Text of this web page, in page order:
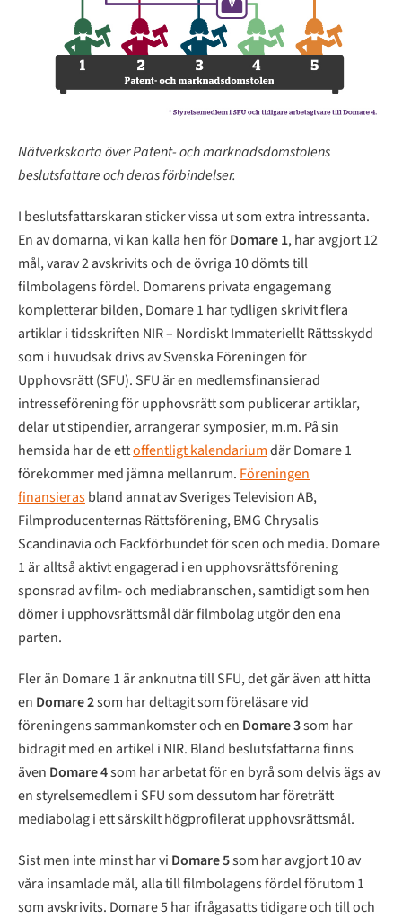
Nätverkskarta över Patent- och marknadsdomstolens
beslutsfattare och deras förbindelser.
I beslutsfattarskaran sticker vissa ut som extra intressanta.
En av domarna, vi kan kalla hen förDomare 1, har avgjort 12
mål, varav 2 avskrivits och de övriga 10 dömts till
filmbolagens fördel. Domarens privata engagemang
kompletterar bilden, Domare 1 har tydligen skrivit flera
artiklar i tidsskriften NIR – Nordiskt Immateriellt Rättsskydd
som i huvudsak drivs av Svenska Föreningen för
Upphovsrätt (SFU). SFU är en medlemsfinansierad
intresseförening för upphovsrätt som publicerar artiklar,
delar ut stipendier, arrangerar symposier, m.m. På sin
hemsida har de ettoffentligt kalendariumdär Domare 1
förekommer med jämna mellanrum. Föreningen
finansierasbland annat av Sveriges Television AB,
Filmproducenternas Rättsförening, BMG Chrysalis
Scandinavia och Fackförbundet för scen och media. Domare
1 är alltså aktivt engagerad i en upphovsrättsförening
sponsrad av film- och mediabranschen, samtidigt som hen
dömer i upphovsrättsmål där filmbolag utgör den ena
parten.
Fler än Domare 1 är anknutna till SFU, det går även att hitta
en Domare 2som har deltagit som föreläsare vid
föreningens sammankomster och en Domare 3som har
bidragit med en artikel i NIR. Bland beslutsfattarna finns
även Domare 4som har arbetat för en byrå som delvis ägs av
en styrelsemedlem i SFU som dessutom har företrätt
mediabolag i ett särskilt högprofilerat upphovsrättsmål.
Sist men inte minst har vi Domare 5som har avgjort 10 av
våra insamlade mål, alla till filmbolagens fördel förutom 1
som avskrivits. Domare 5 har ifrågasatts tidigare och till och